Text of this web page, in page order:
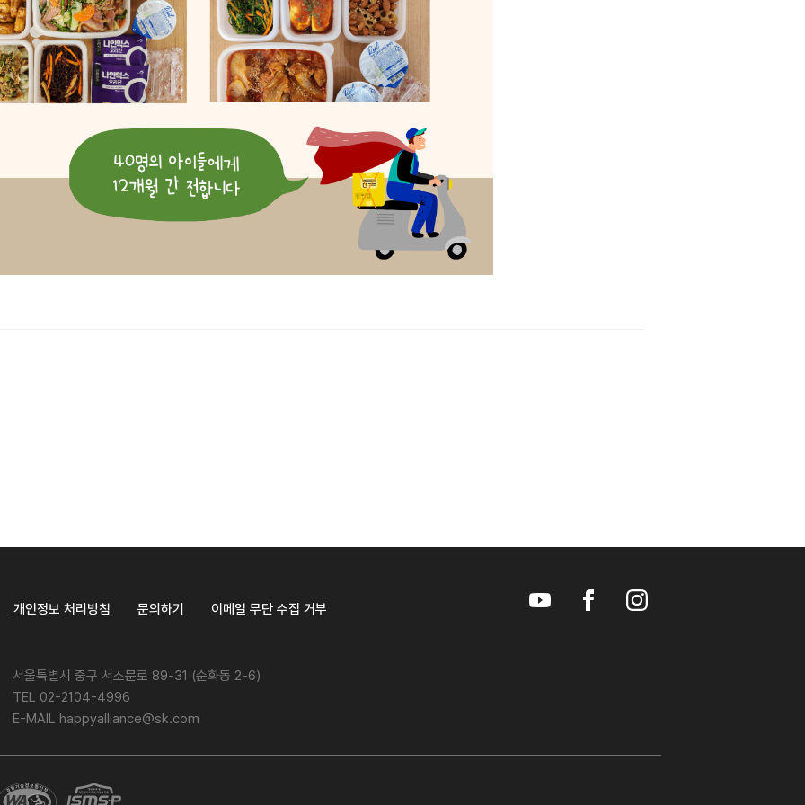
개인정보 처리방침 문의하기 이메일 무단 수집 거부
서울특별시 중구 서소문로 89-31 (순화동 2-6)
TEL 02-2104-4996
E-MAIL happyalliance@sk.com